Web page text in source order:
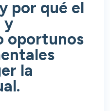
por qué el
y
oportunos
la